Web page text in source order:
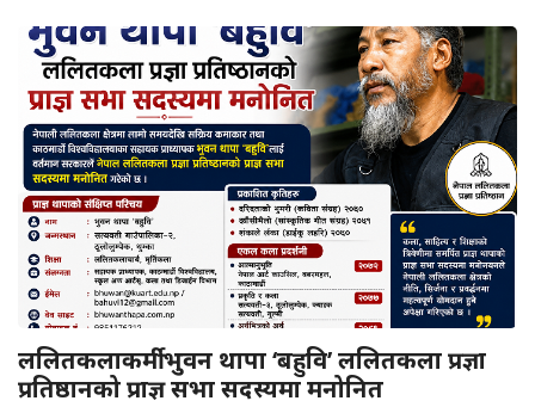
ललितकलाकर्मी भुवन थापा ‘बहुवि’ ललितकला प्रज्ञा
प्रतिष्ठानको प्राज्ञ सभा सदस्यमा मनोनित